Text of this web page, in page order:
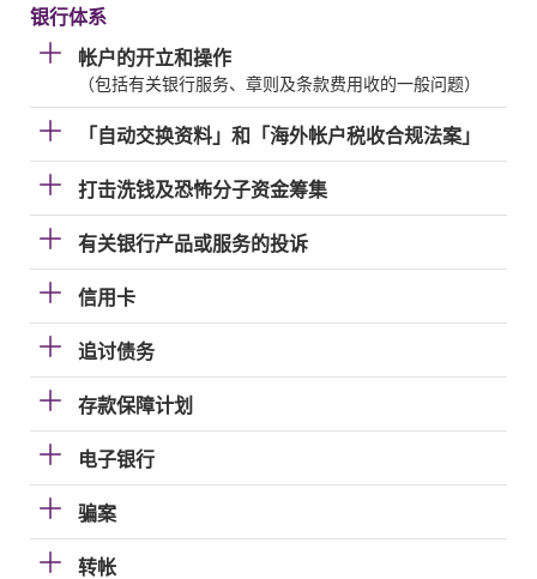
银行体系
帐户的开立和操作
（包括有关银行服务、章则及条款费用收的一般问题）
「自动交换资料」和「海外帐户税收合规法案」
打击洗钱及恐怖分子资金筹集
有关银行产品或服务的投诉
信用卡
追讨债务
存款保障计划
电子银行
骗案
转帐